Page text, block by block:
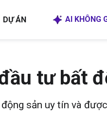
DỰ ÁN AI KHÔNG
tư bất
sản uy tín và